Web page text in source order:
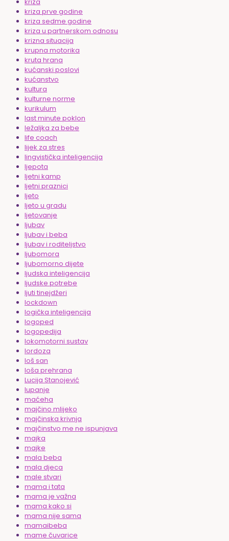
kriza prve godine
kriza sedme godine
kriza u partnerskom odnosu
krizna situacija
krupna motorika
kruta hrana
kućanski poslovi
kućanstvo
kultura
kulturne norme
kurikulum
last minute poklon
ležaljka za bebe
life coach
lijek za stres
lingvistička inteligencija
ljepota
ljetni kamp
ljetni praznici
ljeto
ljeto u gradu
ljetovanje
ljubav
ljubav i beba
ljubav i roditeljstvo
ljubomora
ljubomorno dijete
ljudska inteligencija
ljudske potrebe
ljuti tinejdžeri
lockdown
logička inteligencija
logoped
logopedija
lokomotorni sustav
lordoza
loš san
loša prehrana
Lucija Stanojević
lupanje
maćeha
majčino mlijeko
majčinska krivnja
majčinstvo me ne ispunjava
majka
majke
mala beba
mala djeca
male stvari
mama i tata
mama je važna
mama kako si
mama nije sama
mamaibeba
mame čuvarice